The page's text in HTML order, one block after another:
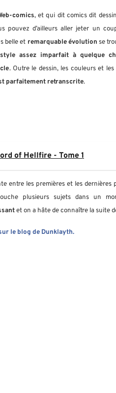
comics, et qui dit comics dit
pouvez d’ailleurs aller jeter un
belle et remarquable évolution se
style assez imparfait à quelque
. Outre le dessin, les couleurs et
parfaitement retranscrite.
of Hellfire - Tome 1
entre les premières et les dernières
plusieurs sujets dans un
et on a hâte de connaître la suite
le blog de Dunklayth.